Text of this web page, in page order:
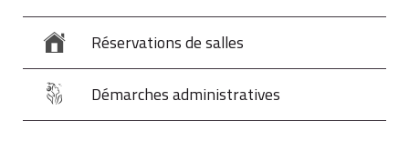
Réservations de salles
Démarches administratives